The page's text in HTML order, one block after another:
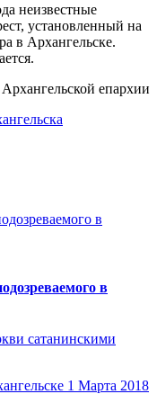
неизвестные
установленный на
в Архангельске.
епархии
в
сатанинскими
1 Марта 2018